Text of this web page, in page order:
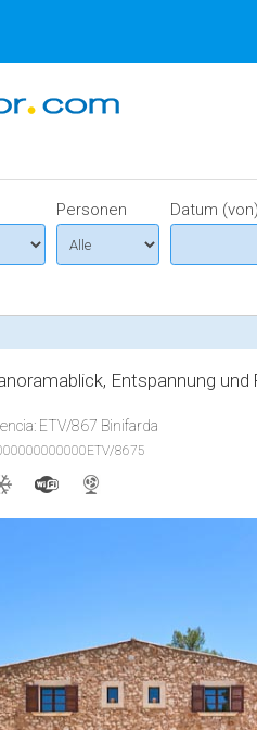
Personen Datum (von)
Entspannung und
ETV/867 Binifarda
8675